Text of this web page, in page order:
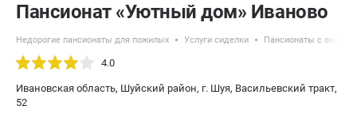
Пансионат «Уютный дом» Иваново
Недорогие пансионаты для пожилых Услуги сиделки Пансионаты с
4.0
Ивановская область, Шуйский район, г. Шуя, Васильевский тракт,
52